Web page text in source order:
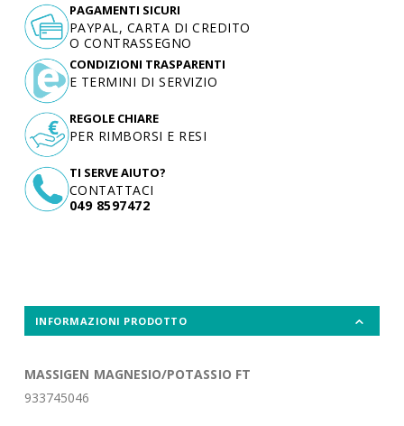
TI SERVE AIUTO?
CONTATTACI
049 8597472
PAGAMENTI SICURI
PAYPAL, CARTA DI CREDITO
O CONTRASSEGNO
CONDIZIONI TRASPARENTI
E TERMINI DI SERVIZIO
REGOLE CHIARE
PER RIMBORSI E RESI
INFORMAZIONI PRODOTTO
MASSIGEN MAGNESIO/POTASSIO FT
933745046